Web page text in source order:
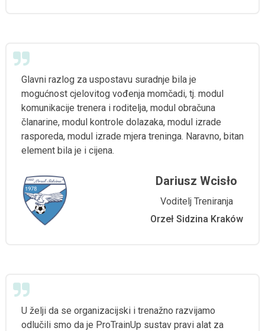
Glavni razlog za uspostavu suradnje bila je
mogućnost cjelovitog vođenja momčadi, tj. modul
komunikacije trenera i roditelja, modul obračuna
članarine, modul kontrole dolazaka, modul izrade
rasporeda, modul izrade mjera treninga. Naravno, bitan
element bila je i cijena.
Dariusz Wcisło
Voditelj Treniranja
Orzeł Sidzina Kraków
U želji da se organizacijski i trenažno razvijamo
odlučili smo da je ProTrainUp sustav pravi alat za